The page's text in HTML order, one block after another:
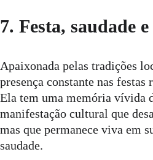
7. Festa, saudade
Apaixonada pelas tradições
presença constante nas
Ela tem uma memória vívida
manifestação cultural que
mas que permanece viva em
saudade.